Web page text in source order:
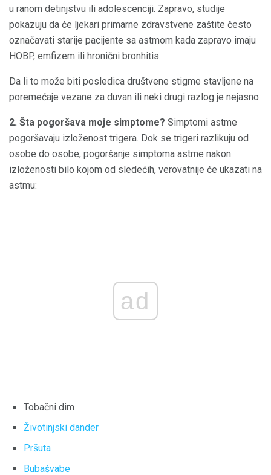
u ranom detinjstvu ili adolescenciji. Zapravo, studije
pokazuju da će ljekari primarne zdravstvene zaštite često
označavati starije pacijente sa astmom kada zapravo imaju
HOBP, emfizem ili hronični bronhitis.
Da li to može biti posledica društvene stigme stavljene na
poremećaje vezane za duvan ili neki drugi razlog je nejasno.
2. Šta pogoršava moje simptome? Simptomi astme
pogoršavaju izloženost trigera. Dok se trigeri razlikuju od
osobe do osobe, pogoršanje simptoma astme nakon
izloženosti bilo kojom od sledećih, verovatnije će ukazati na
astmu:
ad
Tobačni dim
Životinjski dander
Pršuta
Bubašvabe